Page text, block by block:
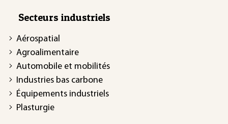
Secteurs industriels
Aérospatial
Agroalimentaire
Automobile et mobilités
Industries bas carbone
Équipements industriels
Plasturgie